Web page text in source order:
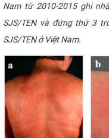
CỰU NGƯỜI HỌC
Nam từ 2010-2015 ghi
SJS/TEN và đứng thứ 3
SJS/TEN ở Việt Nam. ​